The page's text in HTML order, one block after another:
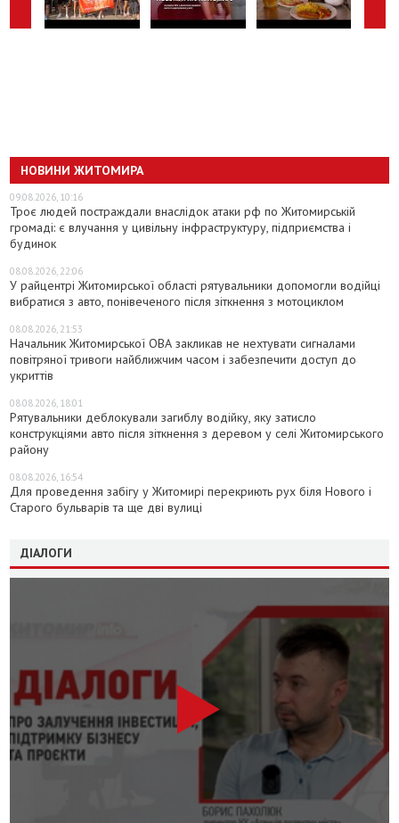
НОВИНИ ЖИТОМИРА
09.08.2026, 10:16
Троє людей постраждали внаслідок атаки рф по Житомирській
громаді: є влучання у цивільну інфраструктуру, підприємства і
будинок
08.08.2026, 22:06
У райцентрі Житомирської області рятувальники допомогли водійці
вибратися з авто, понівеченого після зіткнення з мотоциклом
08.08.2026, 21:53
Начальник Житомирської ОВА закликав не нехтувати сигналами
повітряної тривоги найближчим часом і забезпечити доступ до
укриттів
08.08.2026, 18:01
Рятувальники деблокували загиблу водійку, яку затисло
конструкціями авто після зіткнення з деревом у селі Житомирського
району
08.08.2026, 16:54
Для проведення забігу у Житомирі перекриють рух біля Нового і
Старого бульварів та ще дві вулиці
ДІАЛОГИ